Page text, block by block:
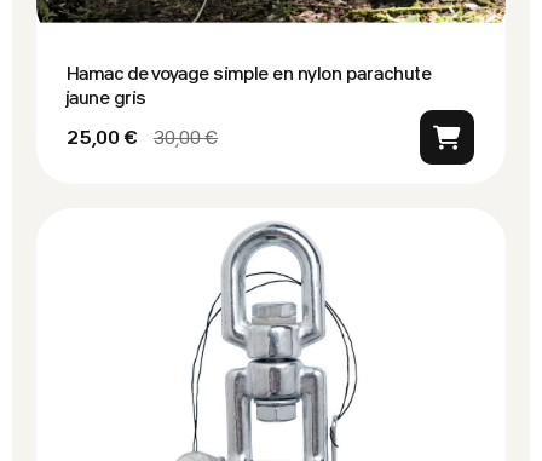
Hamac de voyage simple en nylon parachute
jaune gris
25,00 €
30,00 €